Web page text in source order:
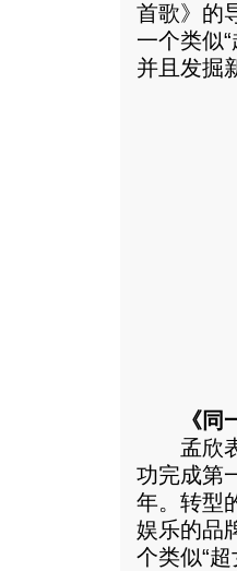
首歌》的
一个类似
并且发掘
《同
孟欣表
功完成第
年。转型
娱乐的品
个类似“